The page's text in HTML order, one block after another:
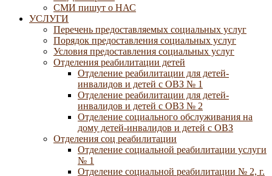
СМИ пишут о НАС
УСЛУГИ
Перечень предоставляемых социальных услуг
Порядок предоставления социальных услуг
Условия предоставления социальных услуг
Отделения реабилитации детей
Отделение реабилитации для детей-
инвалидов и детей с ОВЗ № 1
Отделение реабилитации для детей-
инвалидов и детей с ОВЗ № 2
Отделение социального обслуживания на
дому детей-инвалидов и детей с ОВЗ
Отделения соц реабилитации
Отделение социальной реабилитации услуги
№ 1
Отделение социальной реабилитации № 2, г.